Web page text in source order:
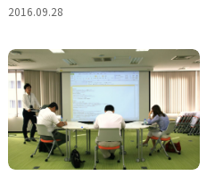
2016.09.28